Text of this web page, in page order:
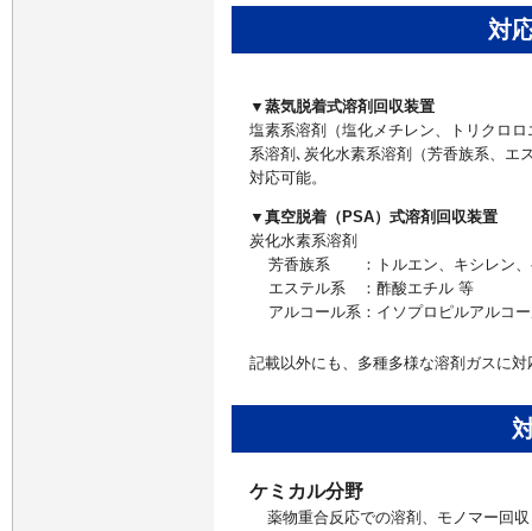
対
▼蒸気脱着式溶剤回収装置
塩素系溶剤（塩化メチレン、トリクロ
系溶剤､炭化水素系溶剤（芳香族系、エ
対応可能。
▼真空脱着（PSA）式溶剤回収装置
炭化水素系溶剤
芳香族系 ：トルエン、キシレン、
エステル系 ：酢酸エチル 等
アルコール系：イソプロピルアルコ
記載以外にも、多種多様な溶剤ガスに
ケミカル分野
薬物重合反応での溶剤、モノマー回収